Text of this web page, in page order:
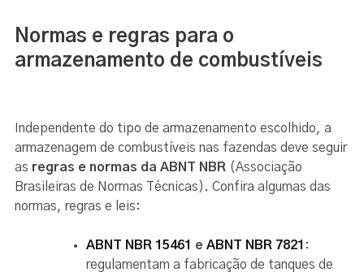
Normas e regras para o
armazenamento de combustíveis
Independente do tipo de armazenamento escolhido, a
armazenagem de combustíveis nas fazendas deve seguir
as regras e normas da ABNT NBR (Associação
Brasileiras de Normas Técnicas). Confira algumas das
normas, regras e leis:
ABNT NBR 15461 e ABNT NBR 7821 :
regulamentam a fabricação de tanques de